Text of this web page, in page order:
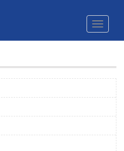
Toggle